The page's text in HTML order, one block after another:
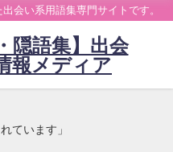
会い系用語集専門サイトです。
隠語集】出会
報メディア
ています」